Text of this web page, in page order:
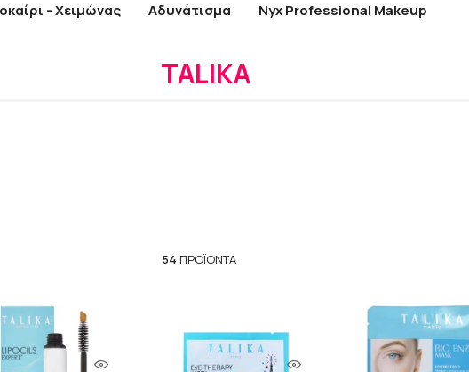
- Χειμώνας Αδυνάτισμα Nyx Professional Makeup
Αρχική / Εταιρίες TALIKA
TALIKA
54 ΠΡΟΪΌΝΤΑ